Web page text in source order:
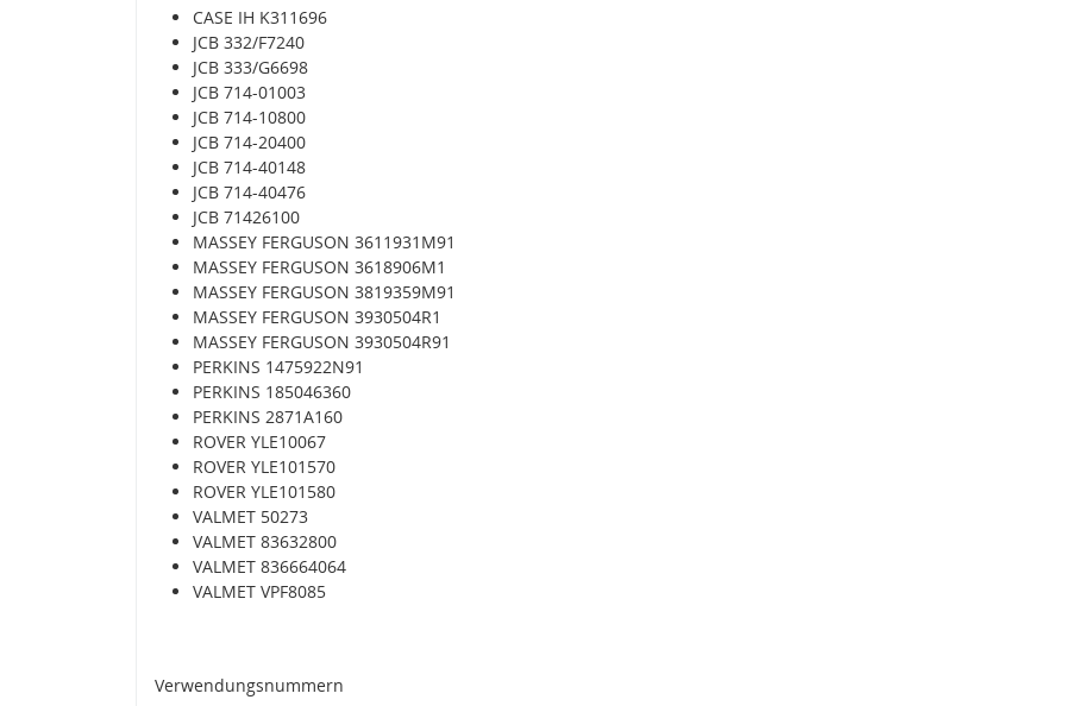
CASE IH K311696
JCB 332/F7240
JCB 333/G6698
JCB 714-01003
JCB 714-10800
JCB 714-20400
JCB 714-40148
JCB 714-40476
JCB 71426100
MASSEY FERGUSON 3611931M91
MASSEY FERGUSON 3618906M1
MASSEY FERGUSON 3819359M91
MASSEY FERGUSON 3930504R1
MASSEY FERGUSON 3930504R91
PERKINS 1475922N91
PERKINS 185046360
PERKINS 2871A160
ROVER YLE10067
ROVER YLE101570
ROVER YLE101580
VALMET 50273
VALMET 83632800
VALMET 836664064
VALMET VPF8085
Verwendungsnummern